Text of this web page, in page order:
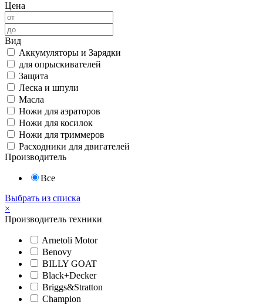
Цена
Вид
Аккумуляторы и Зарядки
для опрыскивателей
Защита
Леска и шпули
Масла
Ножи для аэраторов
Ножи для косилок
Ножи для триммеров
Расходники для двигателей
Производитель
Все
Выбрать из списка
×
Производитель техники
Arnetoli Motor
Benovy
BILLY GOAT
Black+Decker
Briggs&Stratton
Champion